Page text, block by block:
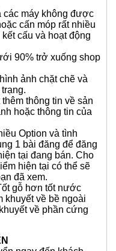
bóng lại để tẩy vết
đến kết cấu hoặc
máy không được
cấn móp rất nhiều
cấu và hoạt động
90% trở xuống shop
ảnh chặt chẽ và
thông tin về sản
hoặc thông tin của
Option và tình
1 bài đăng để đăng
tại đang bán. Cho
hiện tại có thể sẽ
đã xem.
gỗ hơn tốt nước
về bề ngoài
về phần cứng